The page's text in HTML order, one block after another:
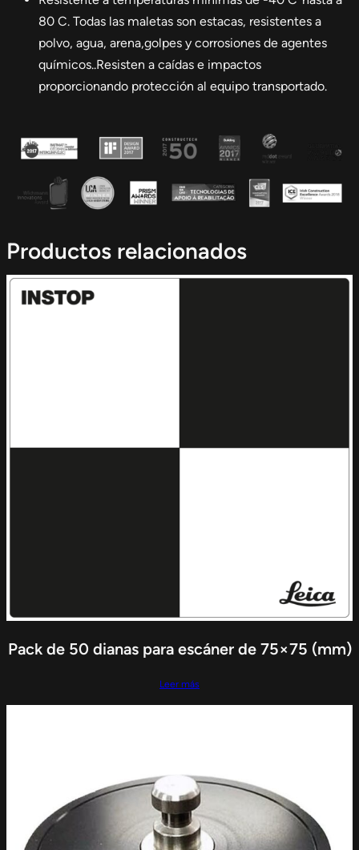
80 C. Todas las maletas son estacas, resistentes a
polvo, agua, arena,golpes y corrosiones de agentes
químicos..Resisten a caídas e impactos
proporcionando protección al equipo transportado.
Productos relacionados
Pack de 50 dianas para escáner de 75×75 (mm)
Leer más